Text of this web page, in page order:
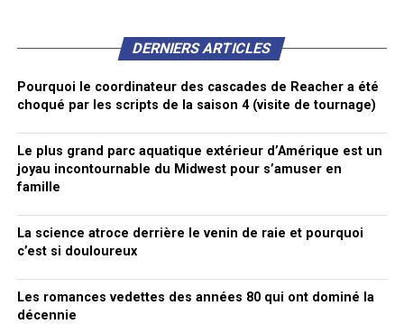
DERNIERS ARTICLES
Pourquoi le coordinateur des cascades de Reacher a été
choqué par les scripts de la saison 4 (visite de tournage)
Le plus grand parc aquatique extérieur d’Amérique est un
joyau incontournable du Midwest pour s’amuser en
famille
La science atroce derrière le venin de raie et pourquoi
c’est si douloureux
Les romances vedettes des années 80 qui ont dominé la
décennie